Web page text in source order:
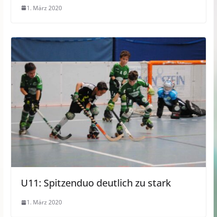
1. März 2020
U11: Spitzenduo deutlich zu stark
1. März 2020